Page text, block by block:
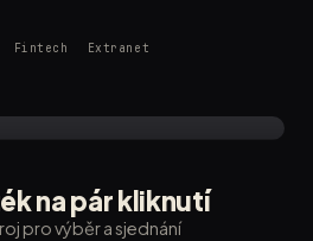
Fintech Extranet
na pár kliknutí
pro výběr a sjednání